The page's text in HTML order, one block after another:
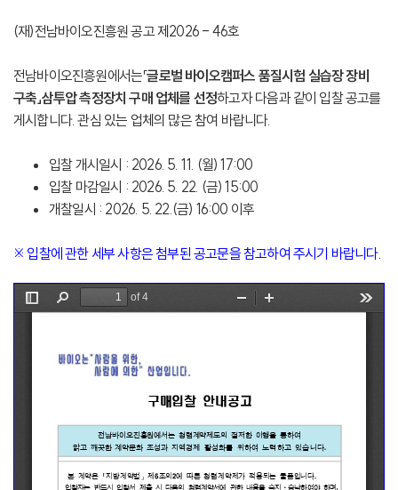
(재)전남바이오진흥원 공고 제2026 - 46호
전남바이오진흥원에서는「글로벌 바이오캠퍼스 품질시험 실습장 장비
구축」삼투압 측정장치 구매 업체를 선정하고자 다음과 같이 입찰 공고를
게시합니다. 관심 있는 업체의 많은 참여 바랍니다.
입찰 개시일시 : 2026. 5. 11. (월) 17:00
입찰 마감일시 : 2026. 5. 22. (금) 15:00
개찰일시 : 2026. 5. 22.(금) 16:00 이후
※ 입찰에 관한 세부 사항은 첨부된 공고문을 참고하여 주시기 바랍니다.